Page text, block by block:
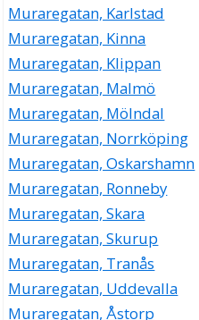
Muraregatan, Karlstad
Muraregatan, Kinna
Muraregatan, Klippan
Muraregatan, Malmö
Muraregatan, Mölndal
Muraregatan, Norrköping
Muraregatan, Oskarshamn
Muraregatan, Ronneby
Muraregatan, Skara
Muraregatan, Skurup
Muraregatan, Tranås
Muraregatan, Uddevalla
Muraregatan, Åstorp